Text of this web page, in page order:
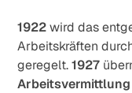
1922wird das
Arbeitskräften
geregelt.1927